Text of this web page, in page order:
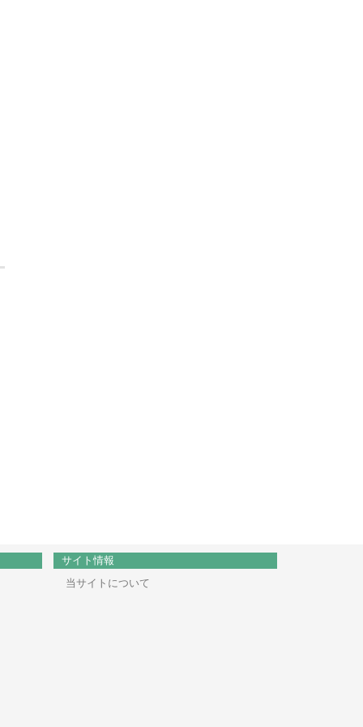
サイト情報
当サイトについて